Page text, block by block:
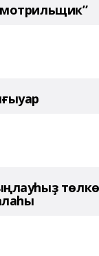
төлкө